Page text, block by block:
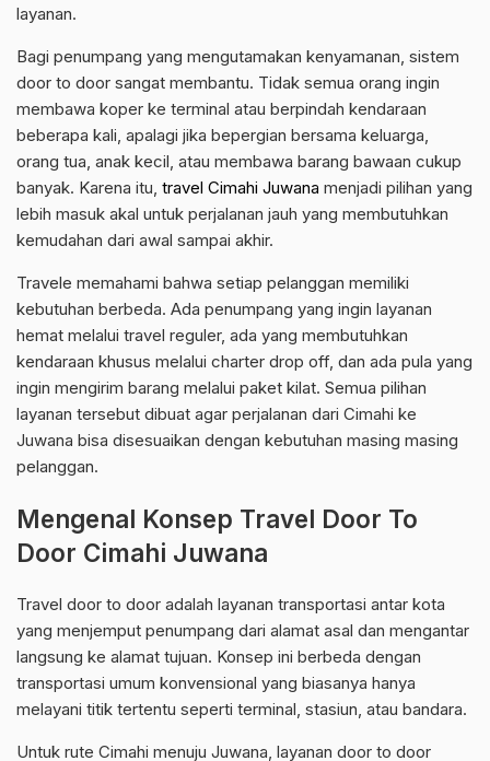
layanan.
Bagi penumpang yang mengutamakan kenyamanan, sistem
door to door sangat membantu. Tidak semua orang ingin
membawa koper ke terminal atau berpindah kendaraan
beberapa kali, apalagi jika bepergian bersama keluarga,
orang tua, anak kecil, atau membawa barang bawaan cukup
banyak. Karena itu, travel Cimahi Juwana menjadi pilihan yang
lebih masuk akal untuk perjalanan jauh yang membutuhkan
kemudahan dari awal sampai akhir.
Travele memahami bahwa setiap pelanggan memiliki
kebutuhan berbeda. Ada penumpang yang ingin layanan
hemat melalui travel reguler, ada yang membutuhkan
kendaraan khusus melalui charter drop off, dan ada pula yang
ingin mengirim barang melalui paket kilat. Semua pilihan
layanan tersebut dibuat agar perjalanan dari Cimahi ke
Juwana bisa disesuaikan dengan kebutuhan masing masing
pelanggan.
Mengenal Konsep Travel Door To
Door Cimahi Juwana
Travel door to door adalah layanan transportasi antar kota
yang menjemput penumpang dari alamat asal dan mengantar
langsung ke alamat tujuan. Konsep ini berbeda dengan
transportasi umum konvensional yang biasanya hanya
melayani titik tertentu seperti terminal, stasiun, atau bandara.
Untuk rute Cimahi menuju Juwana, layanan door to door